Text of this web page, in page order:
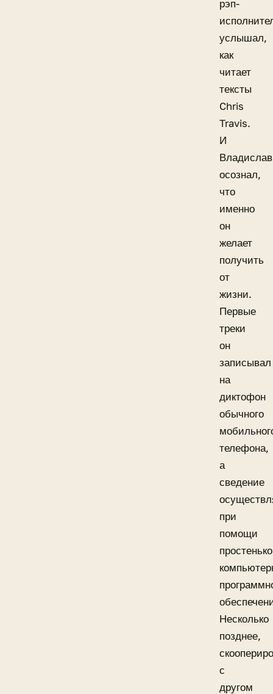
рэп-
услышал,
как
читает
тексты
Chris
Travis.
И
Владислав
осознал,
что
именно
он
желает
получить
от
жизни.
Первые
треки
он
записывал
на
диктофон
обычного
телефона,
а
сведение
при
помощи
Несколько
позднее,
с
другом